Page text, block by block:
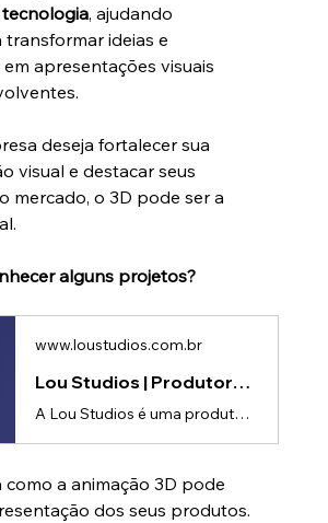
, ajudando
transformar ideias e
apresentações visuais
deseja fortalecer sua
visual e destacar seus
mercado, o 3D pode ser a
alguns projetos?
www.loustudios.com.br
Lou Studios | Produtora de vídeos
A Lou Studios é uma produtora de vídeos, especializada em motion design, animação 2D e 3D. Temos o vídeo certo para suas redes sociais!
como a animação 3D pode
dos seus produtos.